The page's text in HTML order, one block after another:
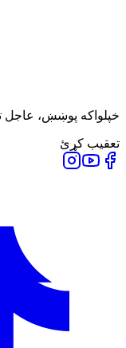
خپلواکه پوښښ، عاجل
تعقیب کړئ